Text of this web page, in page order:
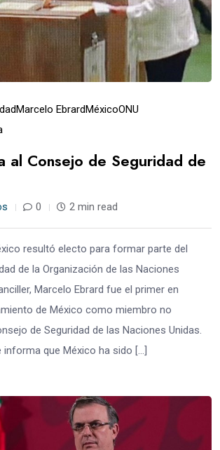
Marcelo EbrardMéxicoONU
al Consejo de Seguridad de
0 2 min read
resultó electo para formar parte del
de la Organización de las Naciones
Marcelo Ebrard fue el primer en
de México como miembro no
de Seguridad de las Naciones Unidas.
informa que México ha sido […]